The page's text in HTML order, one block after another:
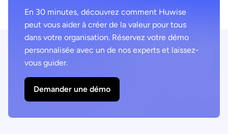
En 30 minutes, découvrez comment Huwise
peut vous aider à créer de la valeur pour tous
dans votre organisation. Réservez votre démo
personnalisée avec un de nos experts et laissez-
vous guider.
Demander une démo